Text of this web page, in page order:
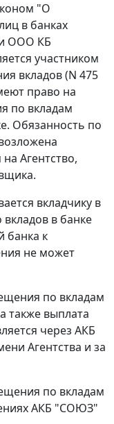
"О
в банках
ООО КБ
участником
вкладов (N 475
право на
по вкладам
Обязанность по
Агентство,
вкладчику в
в банке
банка к
не может
по вкладам
также выплата
через АКБ
Агентства и за
по вкладам
АКБ "СОЮЗ"